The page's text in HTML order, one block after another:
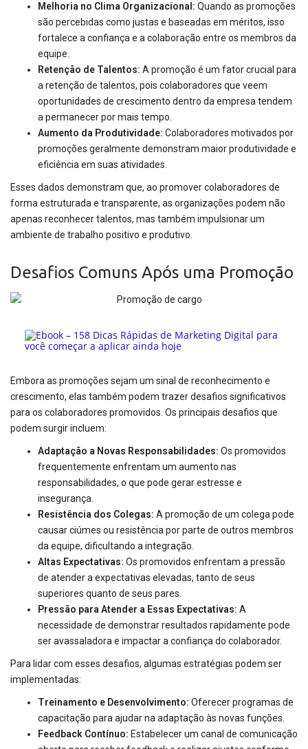
Melhoria no Clima Organizacional: Quando as promoções
são percebidas como justas e baseadas em méritos, isso
fortalece a confiança e a colaboração entre os membros da
equipe.
Retenção de Talentos: A promoção é um fator crucial para
a retenção de talentos, pois colaboradores que veem
oportunidades de crescimento dentro da empresa tendem
a permanecer por mais tempo.
Aumento da Produtividade: Colaboradores motivados por
promoções geralmente demonstram maior produtividade e
eficiência em suas atividades.
Esses dados demonstram que, ao promover colaboradores de
forma estruturada e transparente, as organizações podem não
apenas reconhecer talentos, mas também impulsionar um
ambiente de trabalho positivo e produtivo.
Desafios Comuns Após uma Promoção
Embora as promoções sejam um sinal de reconhecimento e
crescimento, elas também podem trazer desafios significativos
para os colaboradores promovidos. Os principais desafios que
podem surgir incluem:
Adaptação a Novas Responsabilidades: Os promovidos
frequentemente enfrentam um aumento nas
responsabilidades, o que pode gerar estresse e
insegurança.
Resistência dos Colegas: A promoção de um colega pode
causar ciúmes ou resistência por parte de outros membros
da equipe, dificultando a integração.
Altas Expectativas: Os promovidos enfrentam a pressão
de atender a expectativas elevadas, tanto de seus
superiores quanto de seus pares.
Pressão para Atender a Essas Expectativas: A
necessidade de demonstrar resultados rapidamente pode
ser avassaladora e impactar a confiança do colaborador.
Para lidar com esses desafios, algumas estratégias podem ser
implementadas:
Treinamento e Desenvolvimento: Oferecer programas de
capacitação para ajudar na adaptação às novas funções.
Feedback Contínuo: Estabelecer um canal de comunicação